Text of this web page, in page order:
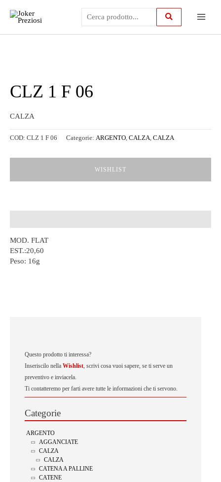
contenuto
Questo prodotto ti interessa?
Inseriscilo nella Wishlist, scrivi cosa vuoi sapere, se ti serve un
preventivo e inviacela.
Ti contatteremo per farti avere tutte le informazioni che ti servono.
Categorie
ARGENTO
AGGANCIATE
CALZA
CALZA
CATENA A PALLINE
CATENE
CLZ 1 F 06
CALZA
COD: CLZ 1 F 06 Categorie: ARGENTO, CALZA, CALZA
WISHLIST
MOD. FLAT
EST.:20,60
Peso: 16g